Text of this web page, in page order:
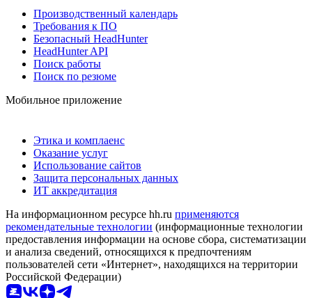
Производственный календарь
Требования к ПО
Безопасный HeadHunter
HeadHunter API
Поиск работы
Поиск по резюме
Мобильное приложение
Этика и комплаенс
Оказание услуг
Использование сайтов
Защита персональных данных
ИТ аккредитация
На информационном ресурсе hh.ru применяются
рекомендательные технологии (информационные технологии
предоставления информации на основе сбора, систематизации
и анализа сведений, относящихся к предпочтениям
пользователей сети «Интернет», находящихся на территории
Российской Федерации)